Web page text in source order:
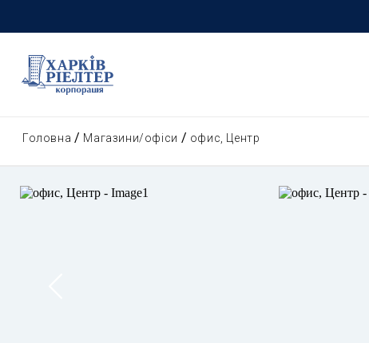
Головна Магазини/офіси офис, Центр